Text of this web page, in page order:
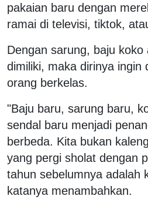
pakaian baru dengan
ramai di televisi, tiktok,
Dengan sarung, baju koko
dimiliki, maka dirinya ingin
orang berkelas.
"Baju baru, sarung baru,
sendal baru menjadi
berbeda. Kita bukan
yang pergi sholat dengan
tahun sebelumnya adalah
katanya menambahkan.